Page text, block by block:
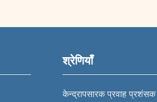
श्रेणियाँ
केन्द्रापसारक प्रवाह प्रशंसक